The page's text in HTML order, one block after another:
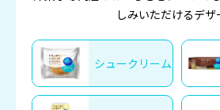
しみいただけるデザ
シュークリーム